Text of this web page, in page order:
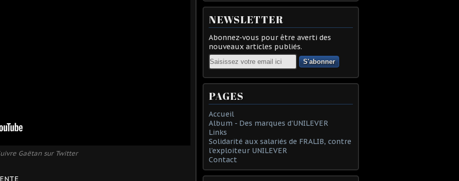
Gaëtan sur Twitter
NEWSLETTER
Abonnez-vous pour être averti des
nouveaux articles publiés.
Email
PAGES
Accueil
Album - Des marques d'UNILEVER
Links
Solidarité aux salariés de FRALIB, contre
l'exploiteur UNILEVER
Contact